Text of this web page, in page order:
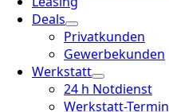
Deals
Privatkunden
Gewerbekunden
Werkstatt
24 h Notdienst
Werkstatt-Termin